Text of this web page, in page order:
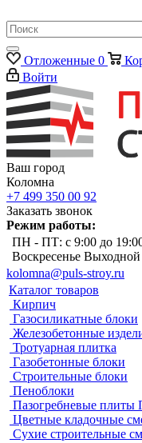
Отложенные 0
Войти
Ваш город
Коломна
+7 499 350 00 92
Заказать звонок
Режим работы:
ПН - ПТ: с 9:00 до
Воскресенье Выходной
kolomna@puls-stroy.ru
Каталог товаров
Кирпич
Газосиликатные блоки
Железобетонные
Тротуарная плитка
Газобетонные блоки
Строительные блоки
Пеноблоки
Пазогребневые
Цветные кладочные
Сухие строительные